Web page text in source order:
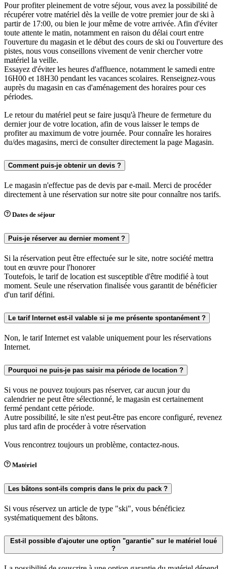
Pour profiter pleinement de votre séjour, vous avez la possibilité de
récupérer votre matériel dès la veille de votre premier jour de ski à
partir de 17:00, ou bien le jour même de votre arrivée. Afin d'éviter
toute attente le matin, notamment en raison du délai court entre
l'ouverture du magasin et le début des cours de ski ou l'ouverture des
pistes, nous vous conseillons vivement de venir chercher votre
matériel la veille.
Essayez d'éviter les heures d'affluence, notamment le samedi entre
16H00 et 18H30 pendant les vacances scolaires. Renseignez-vous
auprès du magasin en cas d'aménagement des horaires pour ces
périodes.
Le retour du matériel peut se faire jusqu'à l'heure de fermeture du
dernier jour de votre location, afin de vous laisser le temps de
profiter au maximum de votre journée. Pour connaîre les horaires
du/des magasins, merci de consulter directement la page Magasin.
Comment puis-je obtenir un devis ?
Le magasin n'effectue pas de devis par e-mail. Merci de procéder
directement à une réservation sur notre site pour connaître nos tarifs.
Dates de séjour
Puis-je réserver au dernier moment ?
Si la réservation peut être effectuée sur le site, notre société mettra
tout en œuvre pour l'honorer
Toutefois, le tarif de location est susceptible d'être modifié à tout
moment. Seule une réservation finalisée vous garantit de bénéficier
d'un tarif défini.
Le tarif Internet est-il valable si je me présente spontanément ?
Non, le tarif Internet est valable uniquement pour les réservations
Internet.
Pourquoi ne puis-je pas saisir ma période de location ?
Si vous ne pouvez toujours pas réserver, car aucun jour du
calendrier ne peut être sélectionné, le magasin est certainement
fermé pendant cette période.
Autre possibilité, le site n'est peut-être pas encore configuré, revenez
plus tard afin de procéder à votre réservation
Vous rencontrez toujours un problème, contactez-nous.
Matériel
Les bâtons sont-ils compris dans le prix du pack ?
Si vous réservez un article de type "ski", vous bénéficiez
systématiquement des bâtons.
Est-il possible d'ajouter une option "garantie" sur le matériel loué
?